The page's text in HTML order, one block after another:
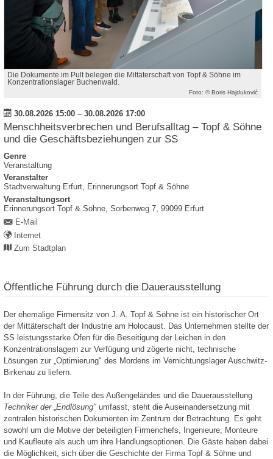
Die Dokumente im Pult belegen die Mittäterschaft von Topf & Söhne im
Konzentrationslager Buchenwald.
Foto: © Boris Hajduković
30.08.2026 15:00 – 30.08.2026 17:00
Menschheitsverbrechen und Berufsalltag – Topf & Söhne
und die Geschäftsbeziehungen zur SS
Genre
Veranstaltung
Veranstalter
Stadtverwaltung Erfurt, Erinnerungsort Topf & Söhne
Veranstaltungsort
Erinnerungsort Topf & Söhne, Sorbenweg 7, 99099 Erfurt
E-Mail
Internet
Zum Stadtplan
Öffentliche Führung durch die Dauerausstellung
Der ehemalige Firmensitz von J. A. Topf & Söhne ist ein historischer Ort
der Mittäterschaft der Industrie am Holocaust. Das Unternehmen stellte der
SS leistungsstarke Öfen für die Beseitigung der Leichen in den
Konzentrationslagern zur Verfügung und zögerte nicht, technische
Lösungen zur „Optimierung" des Mordens im Vernichtungslager Auschwitz-
Birkenau zu liefern.
In der Führung, die Teile des Außengeländes und die Dauerausstellung
Techniker der „Endlösung" umfasst, steht die Auseinandersetzung mit
zentralen historischen Dokumenten im Zentrum der Betrachtung. Es geht
sowohl um die Motive der beteiligten Firmenchefs, Ingenieure, Monteure
und Kaufleute als auch um ihre Handlungsoptionen. Die Gäste haben dabei
die Möglichkeit, sich über die Geschichte der Firma Topf & Söhne und